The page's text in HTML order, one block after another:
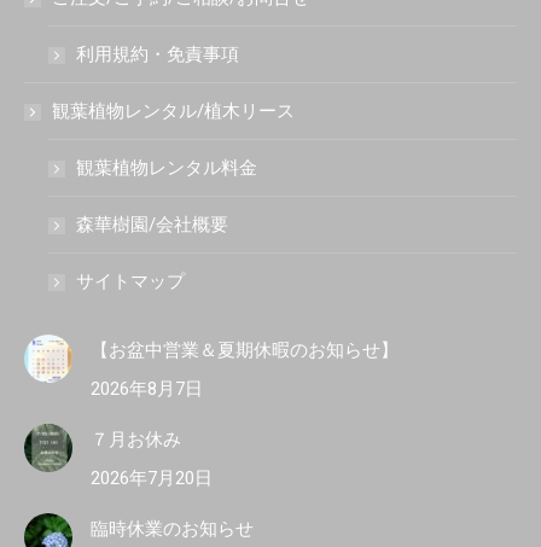
利用規約・免責事項
観葉植物レンタル/植木リース
観葉植物レンタル料金
森華樹園/会社概要
サイトマップ
【お盆中営業＆夏期休暇のお知らせ】
2026年8月7日
７月お休み
2026年7月20日
臨時休業のお知らせ